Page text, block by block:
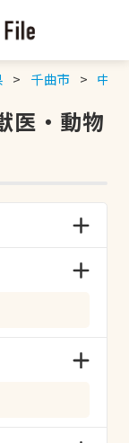
千曲市 中国
医・動物